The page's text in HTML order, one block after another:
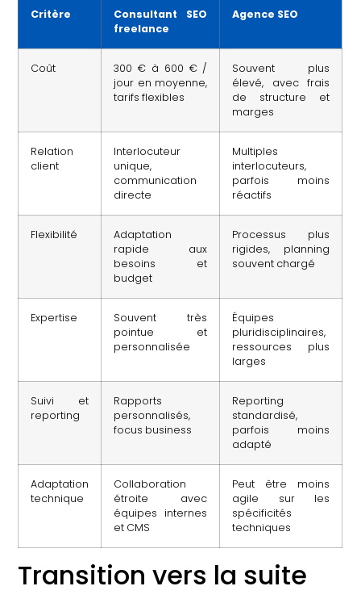
Critère
Consultant SEO
freelance
Agence SEO
Coût
300 € à 600 € /
jour en moyenne,
tarifs flexibles
Souvent plus
élevé, avec frais
de structure et
marges
Relation
client
Interlocuteur
unique,
communication
directe
Multiples
interlocuteurs,
parfois moins
réactifs
Flexibilité
Adaptation
rapide aux
besoins et
budget
Processus plus
rigides, planning
souvent chargé
Expertise
Souvent très
pointue et
personnalisée
Équipes
pluridisciplinaires,
ressources plus
larges
Suivi et
reporting
Rapports
personnalisés,
focus business
Reporting
standardisé,
parfois moins
adapté
Adaptation
technique
Collaboration
étroite avec
équipes internes
et CMS
Peut être moins
agile sur les
spécificités
techniques
Transition vers la suite